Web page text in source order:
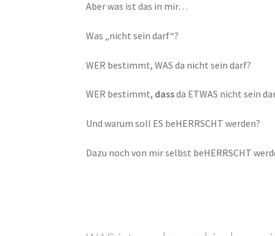
Aber was ist das in mir…
Was „nicht sein darf“?
WER bestimmt, WAS da nicht sein darf?
WER bestimmt, dassda ETWAS nicht sein
Und warum soll ES beHERRSCHT werden?
Dazu noch von mir selbst beHERRSCHT